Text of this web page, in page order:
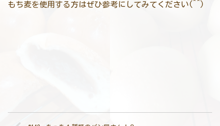
もち麦を使用する方はぜひ参考にしてみてください(^^)